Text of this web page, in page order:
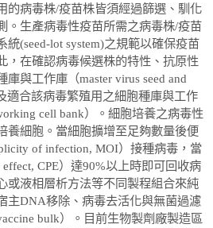
的病毒株/疫苗株皆須經過篩選、馴化
。生產病毒性疫苗所需之病毒株/疫苗
(seed-lot system)之規範以確保疫苗
，在確認病毒候選株的特性、抗原性
與工作庫（master virus seed and
適合該病毒繁殖用之細胞種庫與工作
cell bank）。細胞培養之病毒性
養細胞。當細胞擴增至足夠數量後便
of infection, MOI）接種病毒，當
CPE）達90%以上時即可回收病
或液相層析方法等不同製程組合來純
主DNA移除、病毒去活化與無菌過濾
bulk）。目前生物製劑廠製造區